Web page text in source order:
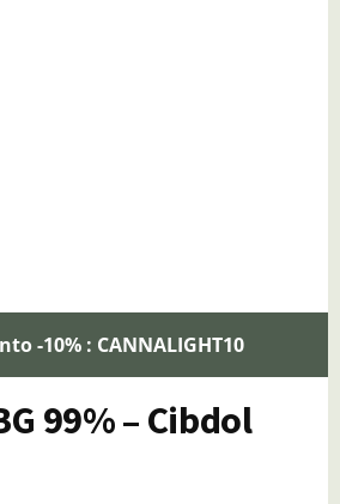
-10% : CANNALIGHT10
99% – Cibdol